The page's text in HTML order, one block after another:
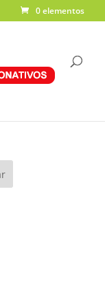
0 elementos